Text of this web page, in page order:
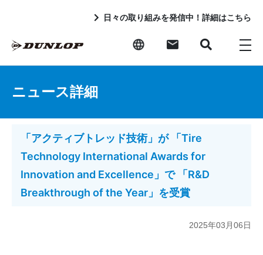
日々の取り組みを発信中！詳細はこちら
ニュース詳細
「アクティブトレッド技術」が 「Tire
Technology International Awards for
Innovation and Excellence」で 「R&D
Breakthrough of the Year」を受賞
2025年03月06日